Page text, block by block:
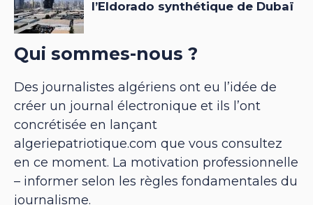
Qui sommes-nous ?
Des journalistes algériens ont eu l’idée de
créer un journal électronique et ils l’ont
concrétisée en lançant
algeriepatriotique.com que vous consultez
en ce moment. La motivation professionnelle
– informer selon les règles fondamentales du
journalisme.